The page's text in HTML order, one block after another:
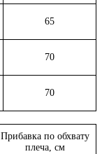
65
70
70
Прибавка по обхвату
плеча, см